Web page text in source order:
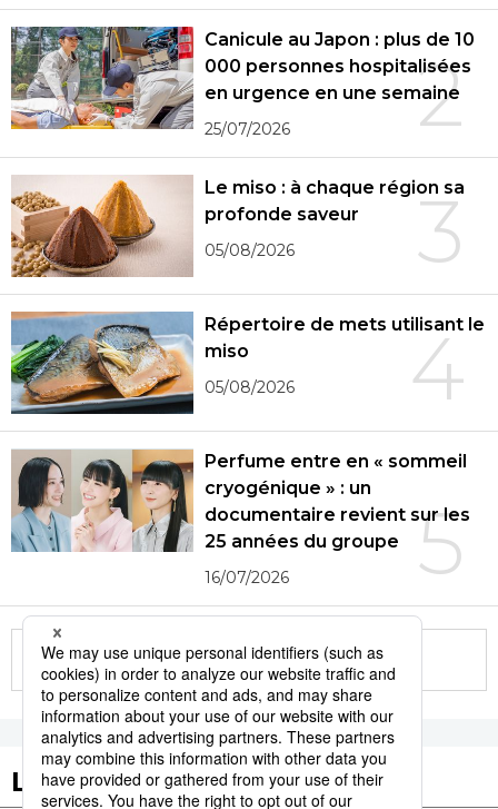
2
Canicule au Japon : plus de 10
000 personnes hospitalisées
en urgence en une semaine
25/07/2026
3
Le miso : à chaque région sa
profonde saveur
05/08/2026
4
Répertoire de mets utilisant le
miso
05/08/2026
5
Perfume entre en « sommeil
cryogénique » : un
documentaire revient sur les
25 années du groupe
16/07/2026
More in this series
Les tags populaires